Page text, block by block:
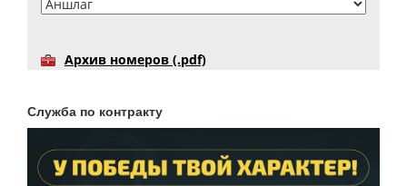
Архив номеров (.pdf)
Служба по контракту